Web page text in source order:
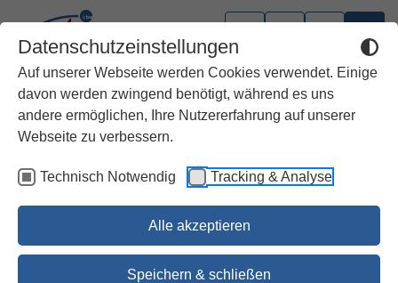
Datenschutzeinstellungen
Auf unserer Webseite werden Cookies verwendet. Einige
davon werden zwingend benötigt, während es uns
andere ermöglichen, Ihre Nutzererfahrung auf unserer
Webseite zu verbessern.
Technisch Notwendig Tracking & Analyse
Alle akzeptieren
Speichern & schließen